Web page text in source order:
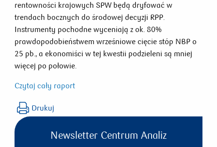
rentowności krajowych SPW będą dryfować w
trendach bocznych do środowej decyzji RPP.
Instrumenty pochodne wyceniają z ok. 80%
prawdopodobieństwem wrześniowe cięcie stóp NBP o
25 pb., a ekonomiści w tej kwestii podzieleni są mniej
więcej po połowie.
Czytaj cały raport
Drukuj
Newsletter Centrum Analiz